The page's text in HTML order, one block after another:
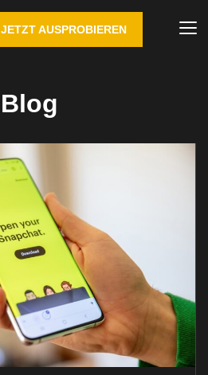
JETZT AUSPROBIEREN
Blog